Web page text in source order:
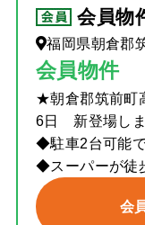
会員物
福岡県朝倉郡
会員物件
★朝倉郡筑前町
6日 新登場し
◆駐車2台可能
◆スーパーが徒
会